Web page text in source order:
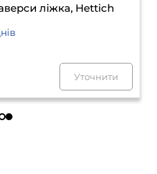
Уточнити